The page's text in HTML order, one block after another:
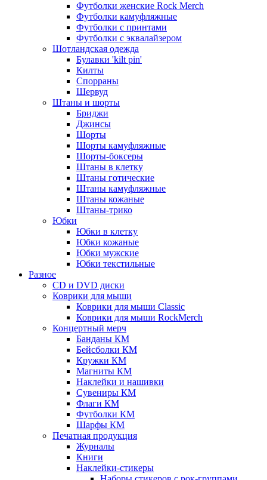
Футболки женские Rock Merch
Футболки камуфляжные
Футболки с принтами
Футболки с эквалайзером
Шотландская одежда
Булавки 'kilt pin'
Килты
Спорраны
Шервуд
Штаны и шорты
Бриджи
Джинсы
Шорты
Шорты камуфляжные
Шорты-боксеры
Штаны в клетку
Штаны готические
Штаны камуфляжные
Штаны кожаные
Штаны-трико
Юбки
Юбки в клетку
Юбки кожаные
Юбки мужские
Юбки текстильные
Разное
CD и DVD диски
Коврики для мыши
Коврики для мыши Classic
Коврики для мыши RockMerch
Концертный мерч
Банданы КМ
Бейсболки КМ
Кружки КМ
Магниты КМ
Наклейки и нашивки
Сувениры КМ
Флаги КМ
Футболки КМ
Шарфы КМ
Печатная продукция
Журналы
Книги
Наклейки-стикеры